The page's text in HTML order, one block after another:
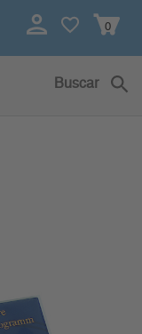
0
Buscar